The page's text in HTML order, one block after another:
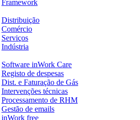
Framework
Distribuição
Comércio
Serviços
Indústria
Software inWork Care
Registo de despesas
Dist. e Faturação de Gás
Intervenções técnicas
Processamento de RHM
Gestão de emails
inWork free